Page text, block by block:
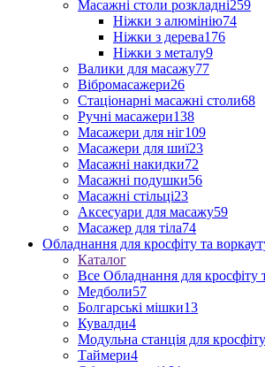
Масажні столи розкладні259
Ніжки з алюмінію74
Ніжки з дерева176
Ніжки з металу9
Валики для масажу77
Вібромасажери26
Стаціонарні масажні столи68
Ручні масажери138
Масажери для ніг109
Масажери для шиї23
Масажні накидки72
Масажні подушки56
Масажні стільці23
Аксесуари для масажу59
Масажер для тіла74
Обладнання для кросфіту та
Каталог
Все Обладнання для кросфіту
Медболи57
Болгарські мішки13
Кувалди4
Модульна станція для кросфіту
Таймери4